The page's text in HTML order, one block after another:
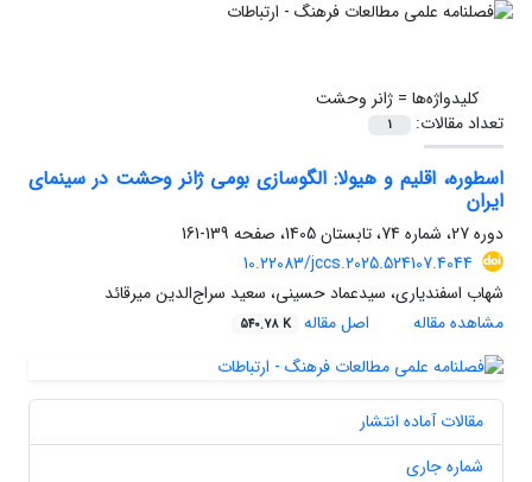
کلیدواژه‌ها =ژانر وحشت
تعداد مقالات:
1
اسطوره، اقلیم و هیولا: الگوسازی بومی ژانر وحشت در سینمای
ایران
دوره 27، شماره 74، تابستان 1405، صفحه
139-161
10.22083/jccs.2025.524107.4044
شهاب اسفندیاری، سیدعماد حسینی، سعید سراج‌الدین میرقائد
مشاهده مقاله
اصل مقاله 540.78 K
مقالات آماده انتشار
شماره جاری